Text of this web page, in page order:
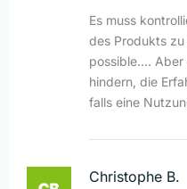
Es muss
des Produkts
possible....
hindern, die
falls eine
Christophe B.